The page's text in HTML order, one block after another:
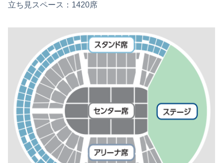
立ち見スペース：1420席